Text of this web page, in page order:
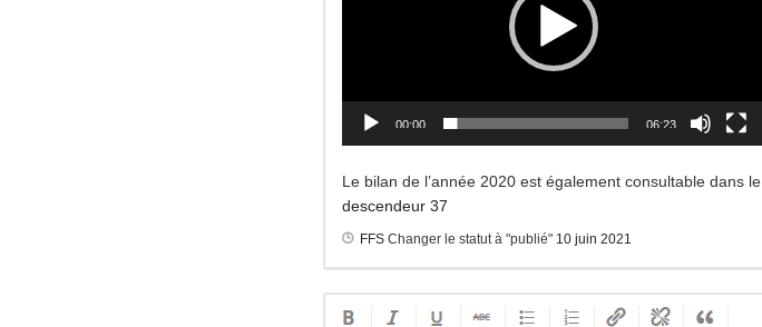
00:00 06:23
Le bilan de l’année 2020 est également consultable dans le
descendeur 37
FFS Changer le statut à "publié" 10 juin 2021